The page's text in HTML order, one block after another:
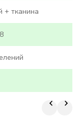
+ тканина